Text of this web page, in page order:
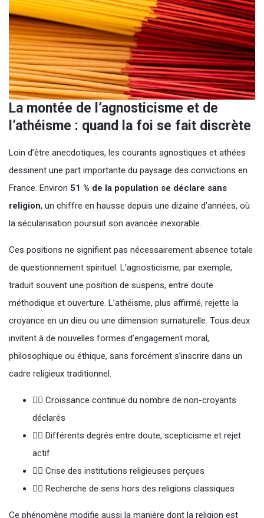
La montée de l’agnosticisme et de
l’athéisme : quand la foi se fait discrète
Loin d’être anecdotiques, les courants agnostiques et athées
dessinent une part importante du paysage des convictions en
France. Environ 51 % de la population se déclare sans
religion, un chiffre en hausse depuis une dizaine d’années, où
la sécularisation poursuit son avancée inexorable.
Ces positions ne signifient pas nécessairement absence totale
de questionnement spirituel. L’agnosticisme, par exemple,
traduit souvent une position de suspens, entre doute
méthodique et ouverture. L’athéisme, plus affirmé, rejette la
croyance en un dieu ou une dimension surnaturelle. Tous deux
invitent à de nouvelles formes d’engagement moral,
philosophique ou éthique, sans forcément s’inscrire dans un
cadre religieux traditionnel.
🙅‍♂️ Croissance continue du nombre de non-croyants
déclarés
🙅‍♀️ Différents degrés entre doute, scepticisme et rejet
actif
🙅‍♂️ Crise des institutions religieuses perçues
🙅‍♀️ Recherche de sens hors des religions classiques
Ce phénomène modifie aussi la manière dont la religion est